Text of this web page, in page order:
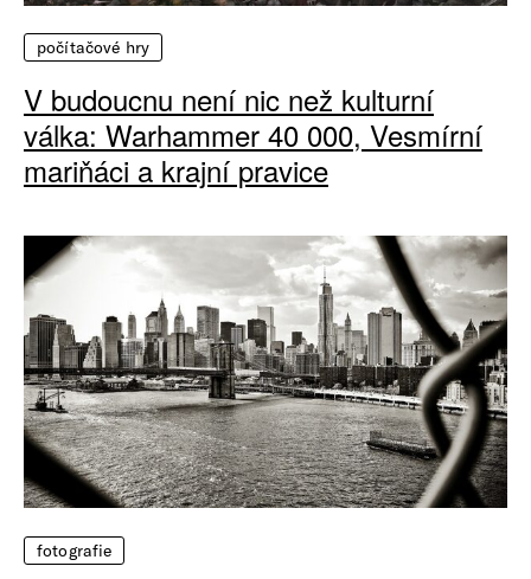
počítačové hry
V budoucnu není nic než kulturní
válka: Warhammer 40 000, Vesmírní
mariňáci a krajní pravice
fotografie